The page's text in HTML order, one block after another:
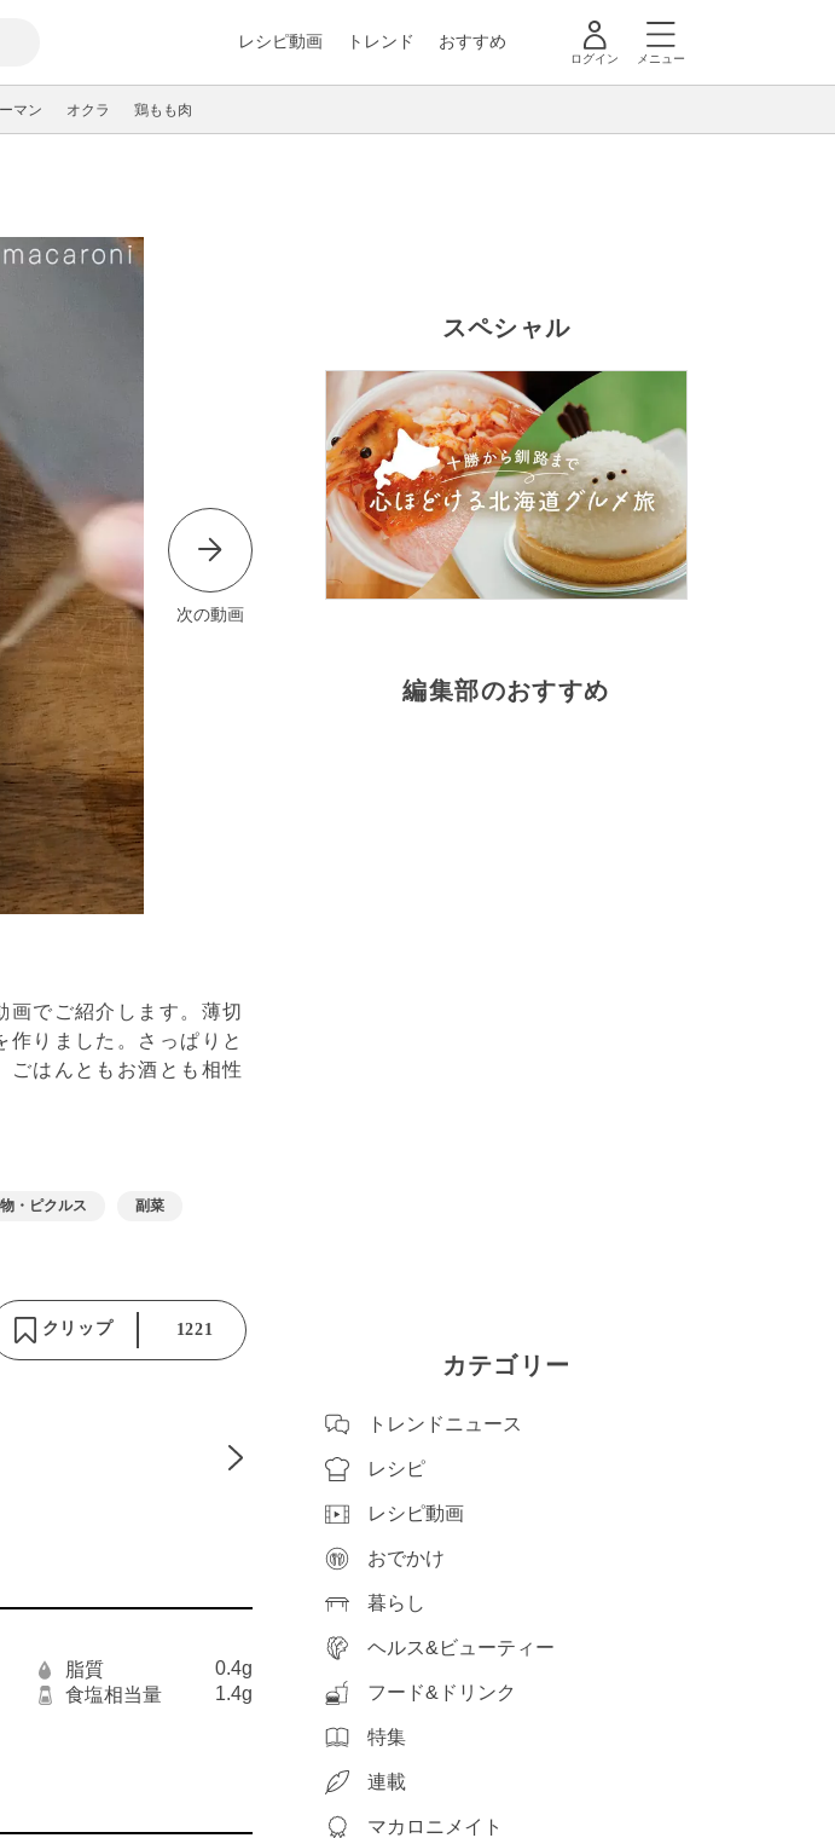
レシピ動画 トレンド おすすめ
ログイン メニュー
マン オクラ 鶏もも肉
次の動画
画でご紹介します。薄切
りました。さっぱりと
ごはんともお酒とも相性
・ピクルス 副菜
クリップ 1221
脂質
0.4g
食塩相当量 1.4g
スペシャル
編集部のおすすめ
カテゴリー
トレンドニュース
レシピ
レシピ動画
おでかけ
暮らし
ヘルス&ビューティー
フード&ドリンク
特集
連載
マカロニメイト